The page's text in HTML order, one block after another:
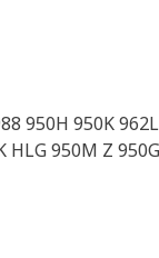
950H 950K
950M Z